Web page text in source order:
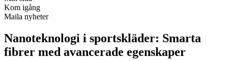
Kom igång
Maila nyheter
Nanoteknologi i sportskläder: Smarta
fibrer med avancerade egenskaper